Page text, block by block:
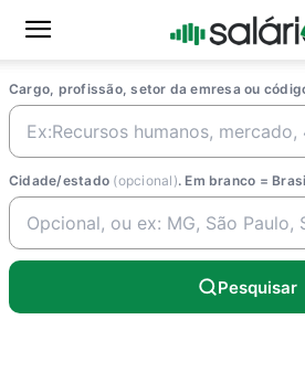
Cargo, profissão, setor da emresa ou
Cidade/estado (opcional). Em branco =
Pesquisar